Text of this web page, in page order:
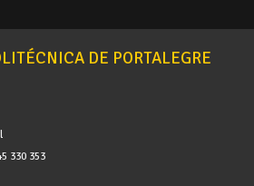
DE PORTALEGRE
330 353